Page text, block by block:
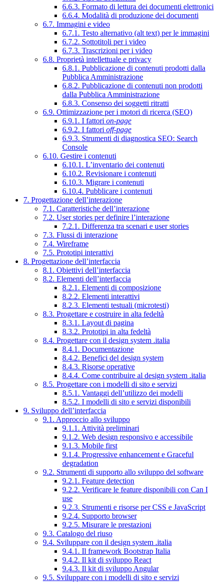
6.6.3. Formato di lettura dei documenti elettronici
6.6.4. Modalità di produzione dei documenti
6.7. Immagini e video
6.7.1. Testo alternativo (alt text) per le immagini
6.7.2. Sottotitoli per i video
6.7.3. Trascrizioni per i video
6.8. Proprietà intellettuale e privacy
6.8.1. Pubblicazione di contenuti prodotti dalla
Pubblica Amministrazione
6.8.2. Pubblicazione di contenuti non prodotti
dalla Pubblica Amministrazione
6.8.3. Consenso dei soggetti ritratti
6.9. Ottimizzazione per i motori di ricerca (SEO)
6.9.1. I fattori on-page
6.9.2. I fattori off-page
6.9.3. Strumenti di diagnostica SEO: Search
Console
6.10. Gestire i contenuti
6.10.1. L’inventario dei contenuti
6.10.2. Revisionare i contenuti
6.10.3. Migrare i contenuti
6.10.4. Pubblicare i contenuti
7. Progettazione dell’interazione
7.1. Caratteristiche dell’interazione
7.2. User stories per definire l’interazione
7.2.1. Differenza tra scenari e user stories
7.3. Flussi di interazione
7.4. Wireframe
7.5. Prototipi interattivi
8. Progettazione dell’interfaccia
8.1. Obiettivi dell’interfaccia
8.2. Elementi dell’interfaccia
8.2.1. Elementi di composizione
8.2.2. Elementi interattivi
8.2.3. Elementi testuali (microtesti)
8.3. Progettare e costruire in alta fedeltà
8.3.1. Layout di pagina
8.3.2. Prototipi in alta fedeltà
8.4. Progettare con il design system .italia
8.4.1. Documentazione
8.4.2. Benefici del design system
8.4.3. Risorse operative
8.4.4. Come contribuire al design system .italia
8.5. Progettare con i modelli di sito e servizi
8.5.1. Vantaggi dell’utilizzo dei modelli
8.5.2. I modelli di sito e servizi disponibili
9. Sviluppo dell’interfaccia
9.1. Approccio allo sviluppo
9.1.1. Attività preliminari
9.1.2. Web design responsivo e accessibile
9.1.3. Mobile first
9.1.4. Progressive enhancement e Graceful
degradation
9.2. Strumenti di supporto allo sviluppo del software
9.2.1. Feature detection
9.2.2. Verificare le feature disponibili con Can I
use
9.2.3. Strumenti e risorse per CSS e JavaScript
9.2.4. Supporto browser
9.2.5. Misurare le prestazioni
9.3. Catalogo del riuso
9.4. Sviluppare con il design system .italia
9.4.1. Il framework Bootstrap Italia
9.4.2. Il kit di sviluppo React
9.4.3. Il kit di sviluppo Angular
9.5. Sviluppare con i modelli di sito e servizi